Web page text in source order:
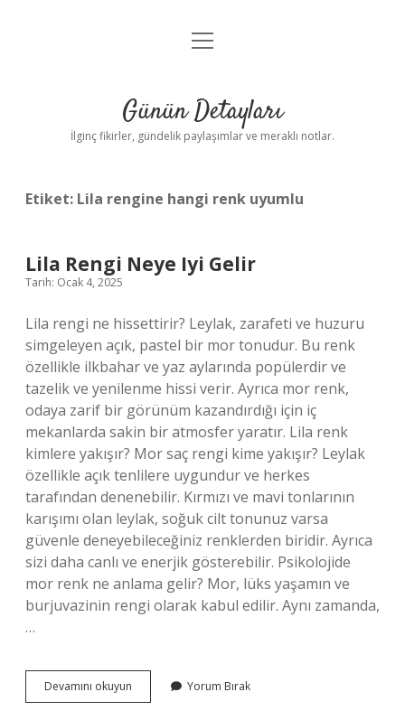
Gizlilik Politikası
Yasal Uyarı
menüyü
Günün Detayları
İlginç fikirler, gündelik paylaşımlar ve meraklı notlar.
Etiket: Lila rengine hangi renk uyumlu
Lila Rengi Neye Iyi Gelir
Tarih: Ocak 4, 2025
Lila rengi ne hissettirir? Leylak, zarafeti ve huzuru
simgeleyen açık, pastel bir mor tonudur. Bu renk
özellikle ilkbahar ve yaz aylarında popülerdir ve
tazelik ve yenilenme hissi verir. Ayrıca mor renk,
odaya zarif bir görünüm kazandırdığı için iç
mekanlarda sakin bir atmosfer yaratır. Lila renk
kimlere yakışır? Mor saç rengi kime yakışır? Leylak
özellikle açık tenlilere uygundur ve herkes
tarafından denenebilir. Kırmızı ve mavi tonlarının
karışımı olan leylak, soğuk cilt tonunuz varsa
güvenle deneyebileceğiniz renklerden biridir. Ayrıca
sizi daha canlı ve enerjik gösterebilir. Psikolojide
mor renk ne anlama gelir? Mor, lüks yaşamın ve
burjuvazinin rengi olarak kabul edilir. Aynı zamanda,
…
Devamını okuyun
Rengi
Yorum Bırak